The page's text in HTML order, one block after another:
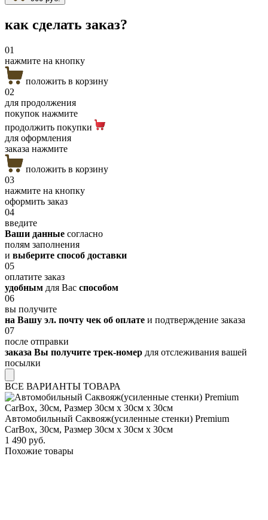
как сделать заказ?
01
нажмите на кнопку
положить в корзину
02
для продолжения
покупок нажмите
продолжить покупки
для оформления
заказа нажмите
положить в корзину
03
нажмите на кнопку
оформить заказ
04
введите
Ваши данные согласно
полям заполнения
и выберите способ доставки
05
оплатите заказ
удобным для Вас способом
06
вы получите
на Вашу эл. почту чек об оплате и подтверждение заказа
07
после отправки
заказа Вы получите трек-номер для отслеживания вашей
посылки
ВСЕ ВАРИАНТЫ ТОВАРА
Автомобильный Саквояж(усиленные стенки) Premium
CarBox, 30см, Размер 30см х 30см х 30см
1 490 руб.
Похожие товары